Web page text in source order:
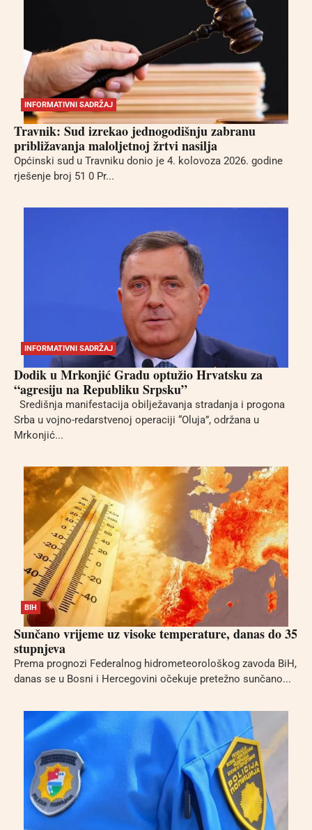
INFORMATIVNI SADRŽAJ
Travnik: Sud izrekao jednogodišnju zabranu
približavanja maloljetnoj žrtvi nasilja
Općinski sud u Travniku donio je 4. kolovoza 2026. godine
rješenje broj 51 0 Pr...
INFORMATIVNI SADRŽAJ
Dodik u Mrkonjić Gradu optužio Hrvatsku za
“agresiju na Republiku Srpsku”
Središnja manifestacija obilježavanja stradanja i progona
Srba u vojno-redarstvenoj operaciji “Oluja”, održana u
Mrkonjić...
BIH
Sunčano vrijeme uz visoke temperature, danas do 35
stupnjeva
Prema prognozi Federalnog hidrometeorološkog zavoda BiH,
danas se u Bosni i Hercegovini očekuje pretežno sunčano...